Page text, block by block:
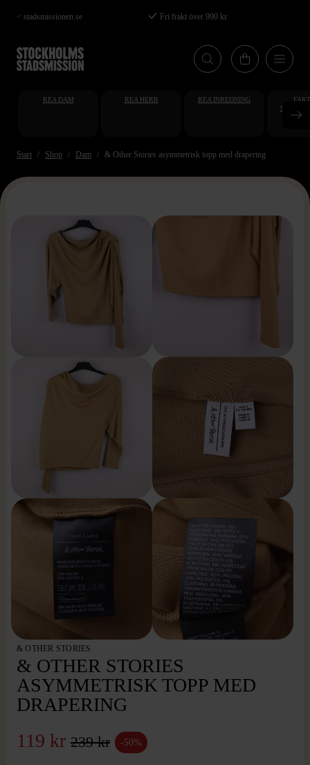
Hoppa
till
huvudinnehåll
< stadsmissionen.se Fri frakt över 990 kr
REA DAM REA HERR REA INREDNING
Start Shop Dam & Other Stories asymmetrisk topp med drapering
& OTHER STORIES
& OTHER STORIES
ASYMMETRISK TOPP MED
DRAPERING
119 kr 239 kr -50%